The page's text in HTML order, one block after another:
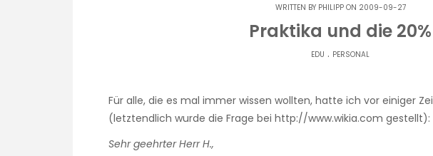
WRITTEN BY PHILIPPON 2009-09-27
Praktika und die 20%
EDU . PERSONAL
Für alle, die es mal immer wissen wollten, hatte ich vor einiger
(letztendlich wurde die Frage bei http://www.wikia.com gestellt):
Sehr geehrter Herr H.,